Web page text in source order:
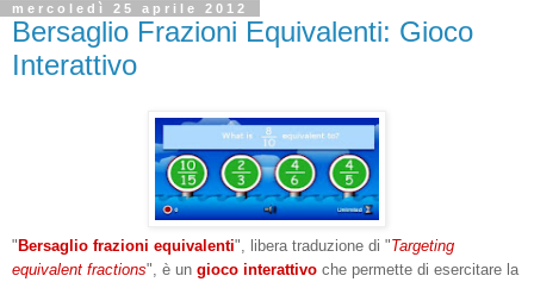
mercoledì 25 aprile 2012
Bersaglio Frazioni Equivalenti: Gioco
Interattivo
" Bersaglio frazioni equivalenti", libera traduzione di "Targeting
equivalent fractions", è un gioco interattivo che permette di esercitare la